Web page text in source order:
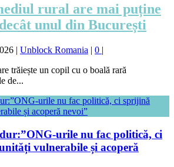
rural are mai puține
unul din București
| Unblock Romania | 0 |
trăiește un copil cu o boală rară
de...
urile nu fac politică, ci
vulnerabile și acoperă